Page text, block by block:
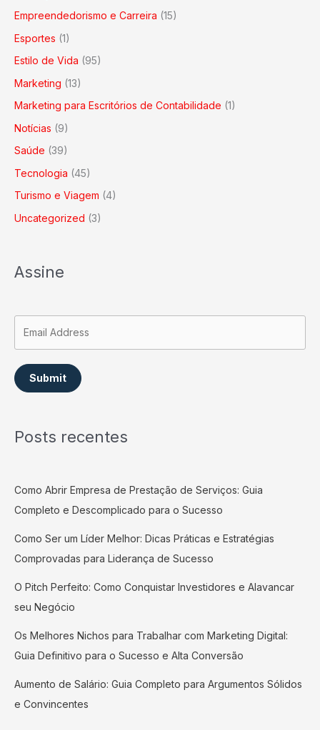
Empreendedorismo e Carreira (15)
Esportes (1)
Estilo de Vida (95)
Marketing (13)
Marketing para Escritórios de Contabilidade (1)
Notícias (9)
Saúde (39)
Tecnologia (45)
Turismo e Viagem (4)
Uncategorized (3)
Assine
Submit
Posts recentes
Como Abrir Empresa de Prestação de Serviços: Guia
Completo e Descomplicado para o Sucesso
Como Ser um Líder Melhor: Dicas Práticas e Estratégias
Comprovadas para Liderança de Sucesso
O Pitch Perfeito: Como Conquistar Investidores e Alavancar
seu Negócio
Os Melhores Nichos para Trabalhar com Marketing Digital:
Guia Definitivo para o Sucesso e Alta Conversão
Aumento de Salário: Guia Completo para Argumentos Sólidos
e Convincentes